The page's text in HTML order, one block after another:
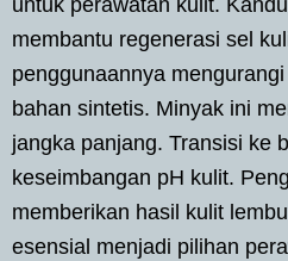
untuk perawatan kulit.
membantu regenerasi sel
penggunaannya
bahan sintetis. Minyak ini
jangka panjang. Transisi ke
keseimbangan pH kulit.
memberikan hasil kulit
esensial menjadi pilihan